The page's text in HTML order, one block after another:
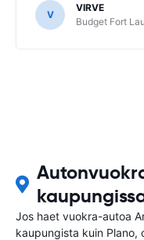
V
VIRVE
Budget Fort
Jos haet vuokra-autoa
kaupungista kuin Plano,